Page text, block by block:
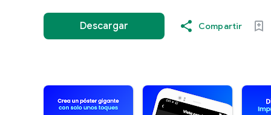
Descargar Compartir